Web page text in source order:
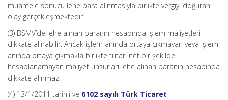
muamele sonucu lehe para alınmasıyla birlikte vergiyi doğuran
olay gerçekleşmektedir.
(3) BSMV’de lehe alınan paranın hesabında işlem maliyetleri
dikkate alınabilir. Ancak işlem anında ortaya çıkmayan veya işlem
anında ortaya çıkmakla birlikte tutarı net bir şekilde
hesaplanamayan maliyet unsurları lehe alınan paranın hesabında
dikkate alınmaz.
(4) 13/1/2011 tarihli ve 6102 sayılı Türk Ticaret